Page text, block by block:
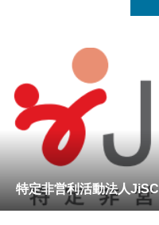
特定非営利活動法人JiSC